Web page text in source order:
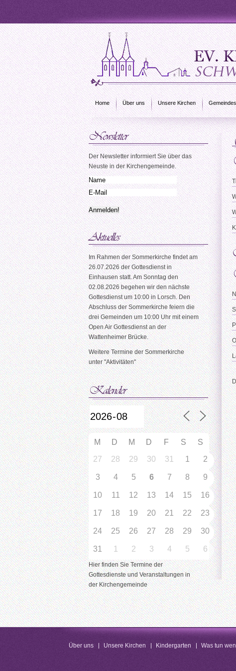
Home Über uns Unsere Kirchen
Der Newsletter informiert Sie über das
Neuste in der Kirchengemeinde.
Im Rahmen der Sommerkirche findet am
26.07.2026 der Gottesdienst in
Einhausen statt. Am Sonntag den
02.08.2026 begehen wir den nächste
Gottesdienst um 10:00 in Lorsch. Den
Abschluss der Sommerkirche feiern die
drei Gemeinden um 10:00 Uhr mit einem
Open Air Gottesdienst an der
Wattenheimer Brücke.
Weitere Termine der Sommerkirche
unter "Aktivitäten"
M D M D F S
S
27
28 29 30 31 1 2
3 4 5 6 7 8 9
10 11 12 13 14 15 16
17 18 19 20 21 22 23
24 25 26 27 28 29 30
31 1 2 3 4 5 6
Hier finden Sie Termine der
Gottesdienste und Veranstaltungen in
der Kirchengemeinde
Über uns Unsere Kirchen Kindergarten Was tun